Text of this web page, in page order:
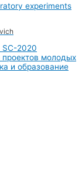
experiments
SC-2020
молодых
и образование